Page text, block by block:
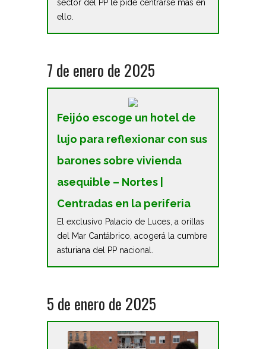
sector del PP le pide centrarse más en
ello.
7 de enero de 2025
Feijóo escoge un hotel de
lujo para reflexionar con sus
barones sobre vivienda
asequible – Nortes |
Centradas en la periferia
El exclusivo Palacio de Luces, a orillas
del Mar Cantábrico, acogerá la cumbre
asturiana del PP nacional.
5 de enero de 2025